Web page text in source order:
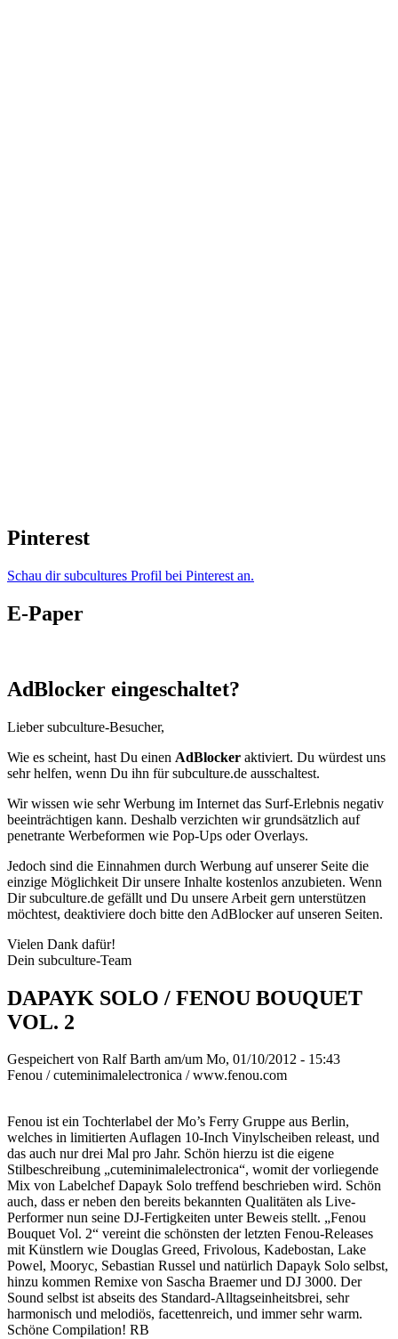
Pinterest
Schau dir subcultures Profil bei Pinterest an.
E-Paper
AdBlocker eingeschaltet?
Lieber subculture-Besucher,
Wie es scheint, hast Du einen AdBlocker aktiviert. Du würdest uns
sehr helfen, wenn Du ihn für subculture.de ausschaltest.
Wir wissen wie sehr Werbung im Internet das Surf-Erlebnis negativ
beeinträchtigen kann. Deshalb verzichten wir grundsätzlich auf
penetrante Werbeformen wie Pop-Ups oder Overlays.
Jedoch sind die Einnahmen durch Werbung auf unserer Seite die
einzige Möglichkeit Dir unsere Inhalte kostenlos anzubieten. Wenn
Dir subculture.de gefällt und Du unsere Arbeit gern unterstützen
möchtest, deaktiviere doch bitte den AdBlocker auf unseren Seiten.
Vielen Dank dafür!
Dein subculture-Team
DAPAYK SOLO / FENOU BOUQUET
VOL. 2
Gespeichert von Ralf Barth am/um Mo, 01/10/2012 - 15:43
Fenou / cuteminimalelectronica / www.fenou.com
Fenou ist ein Tochterlabel der Mo’s Ferry Gruppe aus Berlin,
welches in limitierten Auflagen 10-Inch Vinylscheiben releast, und
das auch nur drei Mal pro Jahr. Schön hierzu ist die eigene
Stilbeschreibung „cuteminimalelectronica“, womit der vorliegende
Mix von Labelchef Dapayk Solo treffend beschrieben wird. Schön
auch, dass er neben den bereits bekannten Qualitäten als Live-
Performer nun seine DJ-Fertigkeiten unter Beweis stellt. „Fenou
Bouquet Vol. 2“ vereint die schönsten der letzten Fenou-Releases
mit Künstlern wie Douglas Greed, Frivolous, Kadebostan, Lake
Powel, Mooryc, Sebastian Russel und natürlich Dapayk Solo selbst,
hinzu kommen Remixe von Sascha Braemer und DJ 3000. Der
Sound selbst ist abseits des Standard-Alltagseinheitsbrei, sehr
harmonisch und melodiös, facettenreich, und immer sehr warm.
Schöne Compilation! RB